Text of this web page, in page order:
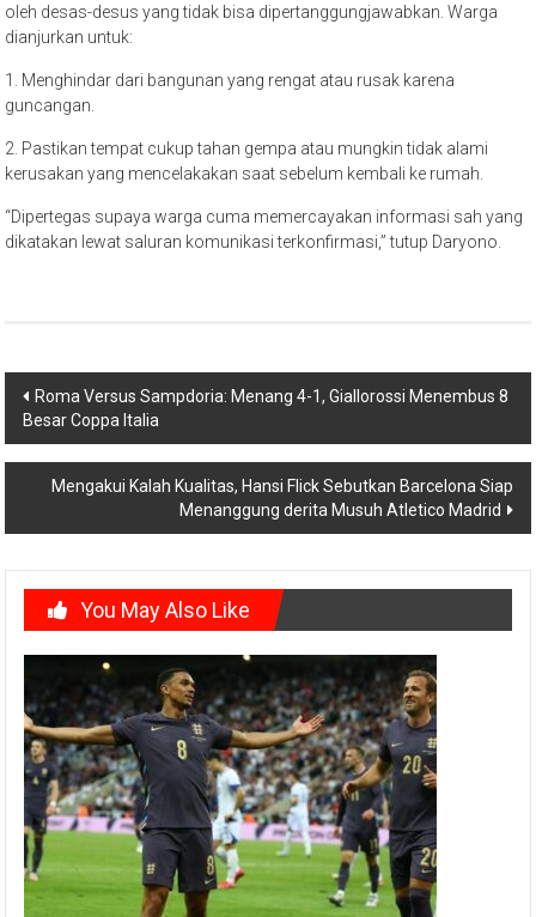
oleh desas-desus yang tidak bisa dipertanggungjawabkan. Warga
dianjurkan untuk:
1. Menghindar dari bangunan yang rengat atau rusak karena
guncangan.
2. Pastikan tempat cukup tahan gempa atau mungkin tidak alami
kerusakan yang mencelakakan saat sebelum kembali ke rumah.
“Dipertegas supaya warga cuma memercayakan informasi sah yang
dikatakan lewat saluran komunikasi terkonfirmasi,” tutup Daryono.
Post
navigation
Roma Versus Sampdoria: Menang 4-1, Giallorossi Menembus 8
Besar Coppa Italia
Mengakui Kalah Kualitas, Hansi Flick Sebutkan Barcelona Siap
Menanggung derita Musuh Atletico Madrid
You May Also Like